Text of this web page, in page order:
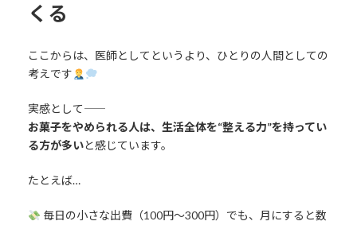
くる
ここからは、医師としてというより、ひとりの人間としての
考えです
実感として――
お菓子をやめられる人は、生活全体を“整える力”を持ってい
る方が多いと感じています。
たとえば…
毎日の小さな出費（100円〜300円）でも、月にすると数